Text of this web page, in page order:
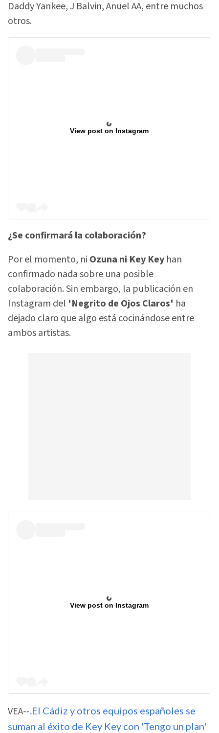
Daddy Yankee, J Balvin, Anuel AA, entre muchos
otros.
View post on Instagram
¿Se confirmará la colaboración?
Por el momento, ni Ozuna ni Key Key han
confirmado nada sobre una posible
colaboración. Sin embargo, la publicación en
Instagram del 'Negrito de Ojos Claros' ha
dejado claro que algo está cocinándose entre
ambos artistas.
View post on Instagram
VEA-- .El Cádiz y otros equipos españoles se
suman al éxito de Key Key con 'Tengo un plan'